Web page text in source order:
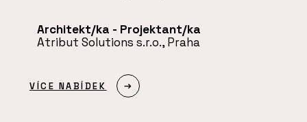
Architekt/ka - Projektant/ka
Atribut Solutions s.r.o., Praha
VÍCE NABÍDEK